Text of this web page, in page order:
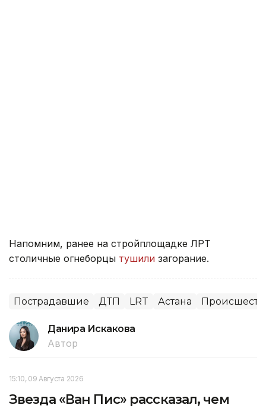
Напомним, ранее на стройплощадке ЛРТ
столичные огнеборцы тушили загорание.
Пострадавшие ДТП LRT Астана
Данира Искакова
Автор
15:10, 09 Августа 2026
Звезда «Ван Пис» рассказал, чем